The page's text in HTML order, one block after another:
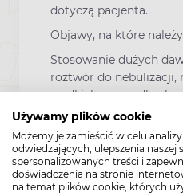
Używamy plików cookie
Możemy je zamieścić w celu
odwiedzających, ulepszenia
spersonalizowanych treści i
doświadczenia na stronie
na temat plików cookie, których
dotyczą pacjenta.
Objawy, na które
Stosowanie dużych
roztwór do nebulizacji,
rzadkich przypadkach
wystąpienia stanu
mleczanową.
Pacjent musi zwrócić
objawy podczas
roztwór do nebulizacji,